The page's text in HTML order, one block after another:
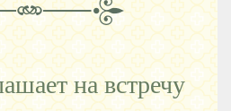
на встречу